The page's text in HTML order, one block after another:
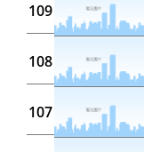
109
108
107